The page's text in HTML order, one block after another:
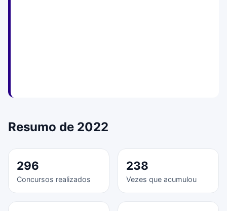
Resumo de 2022
296
Concursos realizados
238
Vezes que acumulou